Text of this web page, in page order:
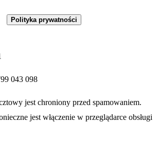
Polityka prywatności
043 098
jest chroniony przed spamowaniem.
jest włączenie w przeglądarce obsługi